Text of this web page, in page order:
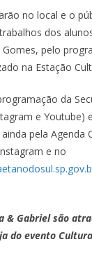
no local e o
dos
pelo
na Estação
da
e Youtube)
pela Agenda
e no
& Gabriel são
do evento